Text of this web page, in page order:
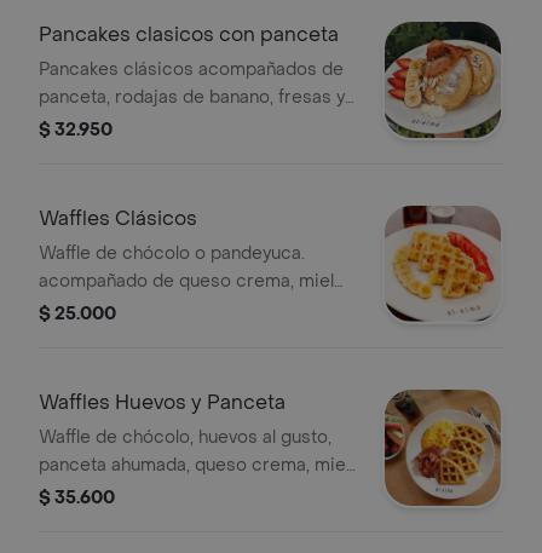
Pancakes clasicos con panceta
Pancakes clásicos acompañados de
panceta, rodajas de banano, fresas y
almendras laminadas.
$ 32.950
Waffles Clásicos
Waffle de chócolo o pandeyuca.
acompañado de queso crema, miel
maple y porción de frutas.
$ 25.000
Waffles Huevos y Panceta
Waffle de chócolo, huevos al gusto,
panceta ahumada, queso crema, miel
maple y porción de frutas.
$ 35.600